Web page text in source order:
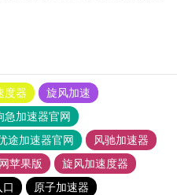
度器
旋风加速
急加速器官网
途加速器官网
风驰加速器
苹果版
旋风加速度器
原子加速器